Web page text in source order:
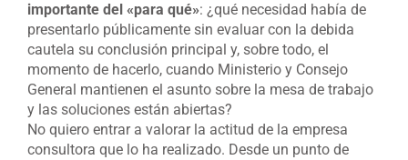
importante del «para qué»: ¿qué necesidad había de
presentarlo públicamente sin evaluar con la debida
cautela su conclusión principal y, sobre todo, el
momento de hacerlo, cuando Ministerio y Consejo
General mantienen el asunto sobre la mesa de trabajo
y las soluciones están abiertas?
No quiero entrar a valorar la actitud de la empresa
consultora que lo ha realizado. Desde un punto de